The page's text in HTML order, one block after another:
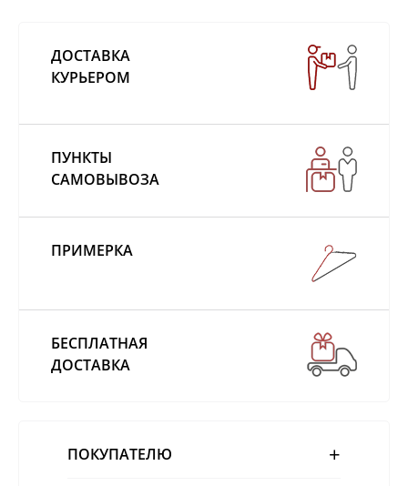
ДОСТАВКА
КУРЬЕРОМ
ПУНКТЫ
САМОВЫВОЗА
ПРИМЕРКА
БЕСПЛАТНАЯ
ДОСТАВКА
ПОКУПАТЕЛЮ